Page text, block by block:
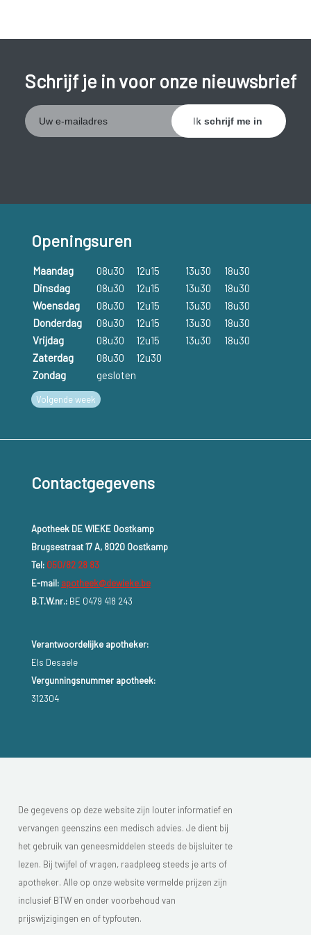
Schrijf je in voor onze nieuwsbrief
Openingsuren
Maandag 08u30 12u15 13u30
18u30
Dinsdag
08u30 12u15 13u30
18u30
Woensdag
08u30 12u15 13u30
18u30
Donderdag
08u30 12u15 13u30
18u30
Vrijdag
08u30 12u15 13u30
18u30
Zaterdag
08u30
12u30
Zondag
gesloten
Volgende week
Contactgegevens
Apotheek DE WIEKE Oostkamp
Brugsestraat 17 A, 8020 Oostkamp
Tel: 050/82 28 83
E-mail: apotheek@dewieke.be
B.T.W.nr.:BE 0479 418 243
Verantwoordelijke apotheker:
Els Desaele
Vergunningsnummer apotheek:
312304
De gegevens op deze website zijn louter informatief en
vervangen geenszins een medisch advies. Je dient bij
het gebruik van geneesmiddelen steeds de bijsluiter te
lezen. Bij twijfel of vragen, raadpleeg steeds je arts of
apotheker. Alle op onze website vermelde prijzen zijn
inclusief BTW en onder voorbehoud van
prijswijzigingen en of typfouten.